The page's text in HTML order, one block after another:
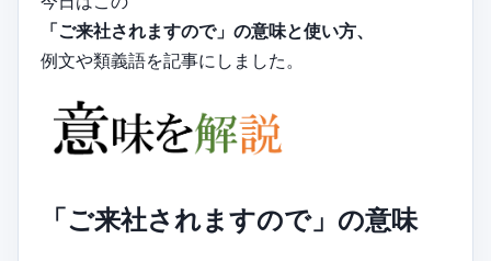
「ご来社されますので」の意味と使い方、
例文や類義語を記事にしました。
「ご来社されますので」の意味